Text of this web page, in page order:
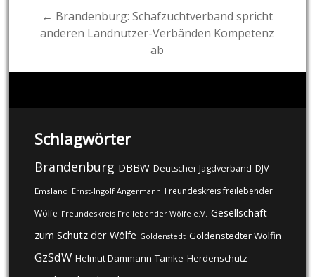
← Brandenburg: Schafzuchtverband spricht
anderen Landnutzer-Verbänden Kompetenz
ab
Schlagwörter
Brandenburg DBBW Deutscher Jagdverband DJV
Emsland Ernst-Ingolf Angermann Freundeskreis freilebender
Wölfe Freundeskreis Freilebender Wölfe e.V. Gesellschaft
zum Schutz der Wölfe Goldenstedt Goldenstedter Wölfin
GzSdW Helmut Dammann-Tamke Herdenschutz